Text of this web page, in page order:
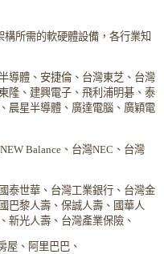
所需的軟硬體設備，各行業知
導體、安捷倫、台灣東芝、台灣
隆、建興電子、飛利浦明碁、泰
晨星半導體、廣達電腦、廣穎電
Balance、台灣NEC、台灣
泰世華、台灣工業銀行、台灣金
巴黎人壽、保誠人壽、國華人
新光人壽、台灣產業保險、
屋、阿里巴巴、